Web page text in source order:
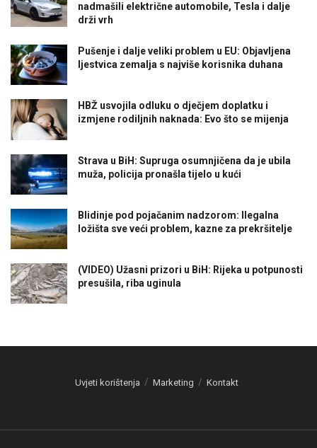
nadmašili električne automobile, Tesla i dalje
drži vrh
Pušenje i dalje veliki problem u EU: Objavljena
ljestvica zemalja s najviše korisnika duhana
HBŽ usvojila odluku o dječjem doplatku i
izmjene rodiljnih naknada: Evo što se mijenja
Strava u BiH: Supruga osumnjičena da je ubila
muža, policija pronašla tijelo u kući
Blidinje pod pojačanim nadzorom: Ilegalna
ložišta sve veći problem, kazne za prekršitelje
(VIDEO) Užasni prizori u BiH: Rijeka u potpunosti
presušila, riba uginula
Uvjeti korištenja Marketing Kontakt